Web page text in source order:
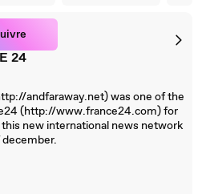
24
andfaraway.net) was one of the
(http://www.france24.com) for
new international news network